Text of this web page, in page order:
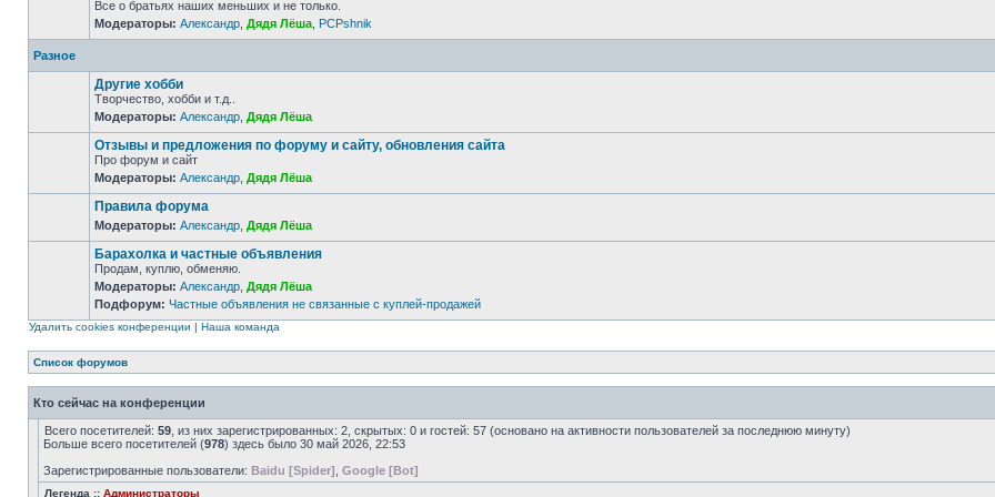
Все о братьях наших меньших и не только.
Модераторы: Александр Дядя Лёша PCPshnik
Разное
Другие хобби
Творчество, хобби и т.д..
Модераторы: Александр Дядя Лёша
Отзывы и предложения по форуму и сайту, обновления сайта
Про форум и сайт
Модераторы: Александр Дядя Лёша
Правила форума
Модераторы: Александр Дядя Лёша
Барахолка и частные объявления
Продам, куплю, обменяю.
Модераторы: Александр Дядя Лёша
Подфорум: Частные объявления не связанные с куплей-продажей
Удалить cookies конференции | Наша команда
Список форумов
Кто сейчас на конференции
Всего посетителей: 59 , из них зарегистрированных: 2, скрытых: 0 и гостей: 57 (основано на активности пользователей за последнюю минуту)
Больше всего посетителей (978) здесь было 30 май 2026, 22:53
Зарегистрированные пользователи: Baidu [Spider] Google [Bot]
Легенда :: Администраторы